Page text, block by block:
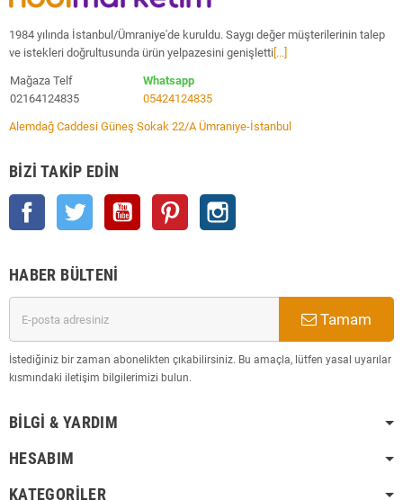
1984 yılında İstanbul/Ümraniye'de kuruldu. Saygı değer müşterilerinin talep
ve istekleri doğrultusunda ürün yelpazesini genişletti [...]
Mağaza Telf
02164124835
Whatsapp
05424124835
Alemdağ Caddesi Güneş Sokak 22/A Ümraniye-İstanbul
BIZI TAKIP EDIN
Facebook Twitter YouTube Pinterest
HABER BÜLTENI
Tamam
İstediğiniz bir zaman abonelikten çıkabilirsiniz. Bu amaçla, lütfen yasal uyarılar
kısmındaki iletişim bilgilerimizi bulun.
BILGI & YARDIM
HESABIM
KATEGORILER